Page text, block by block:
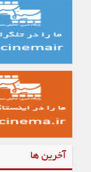
آخرین ها